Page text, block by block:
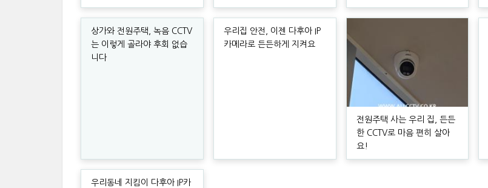
상가와 전원주택, 녹음 CCTV
는 이렇게 골라야 후회 없습
니다
우리집 안전, 이젠 다후아 IP
카메라로 든든하게 지켜요
전원주택 사는 우리 집, 든든
한 CCTV로 마음 편히 살아
요!
우리동네 지킴이 다후아 IP카